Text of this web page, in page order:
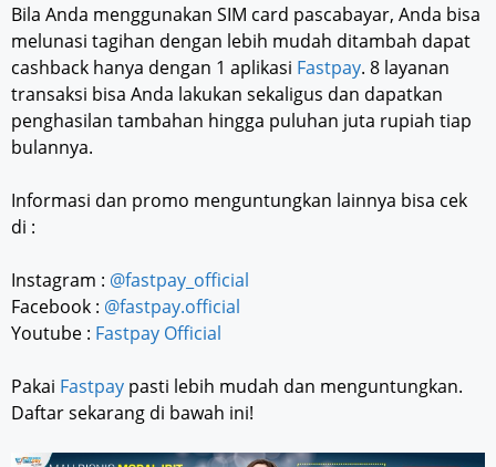
Bila Anda menggunakan SIM card pascabayar, Anda bisa
melunasi tagihan dengan lebih mudah ditambah dapat
cashback hanya dengan 1 aplikasi Fastpay. 8 layanan
transaksi bisa Anda lakukan sekaligus dan dapatkan
penghasilan tambahan hingga puluhan juta rupiah tiap
bulannya.
Informasi dan promo menguntungkan lainnya bisa cek
di :
Instagram : @fastpay_official
Facebook : @fastpay.official
Youtube : Fastpay Official
Pakai Fastpay pasti lebih mudah dan menguntungkan.
Daftar sekarang di bawah ini!